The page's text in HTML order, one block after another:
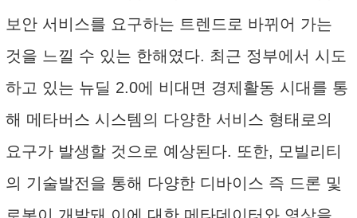
보안 서비스를 요구하는 트렌드로 바뀌어 가는
것을 느낄 수 있는 한해였다. 최근 정부에서 시도
하고 있는 뉴딜 2.0에 비대면 경제활동 시대를 통
해 메타버스 시스템의 다양한 서비스 형태로의
요구가 발생할 것으로 예상된다. 또한, 모빌리티
의 기술발전을 통해 다양한 디바이스 즉 드론 및